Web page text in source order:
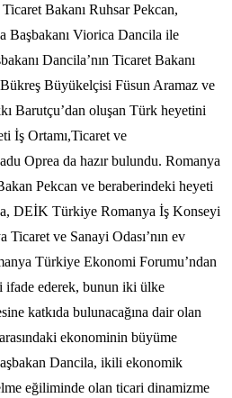
Bakanı Ruhsar Pekcan,
Başbakanı Viorica Dancila ile
Dancila’nın Ticaret Bakanı
Büyükelçisi Füsun Aramaz ve
Barutçu’dan oluşan Türk heyetini
İş Ortamı,Ticaret ve
Oprea da hazır bulundu. Romanya
Pekcan ve beraberindeki heyeti
DEİK Türkiye Romanya İş Konseyi
ve Sanayi Odası’nın ev
Türkiye Ekonomi Forumu’ndan
ifade ederek, bunun iki ülke
katkıda bulunacağına dair olan
ekonominin büyüme
Dancila, ikili ekonomik
eğiliminde olan ticari dinamizme